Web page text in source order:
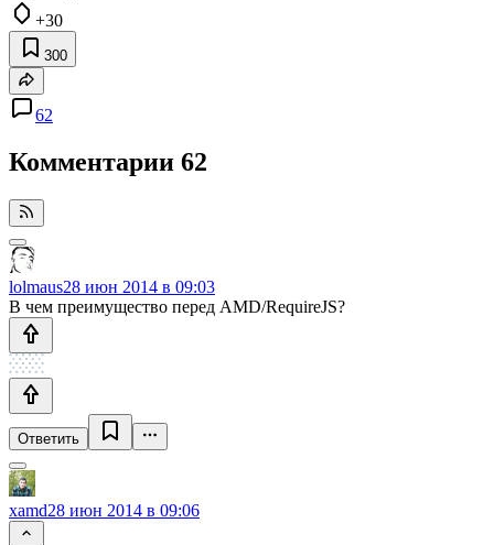
+30
300
62
Комментарии 62
lolmaus28 июн 2014 в 09:03
В чем преимущество перед AMD/RequireJS?
Ответить
xamd28 июн 2014 в 09:06